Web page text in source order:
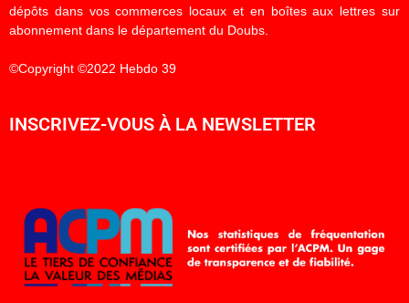
dépôts dans vos commerces locaux et en boîtes aux lettres sur
abonnement dans le département du Doubs.
©Copyright ©2022 Hebdo 39
INSCRIVEZ-VOUS À LA NEWSLETTER